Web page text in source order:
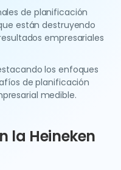
de planificación
están destruyendo
empresariales
los enfoques
de planificación
medible.
la Heineken